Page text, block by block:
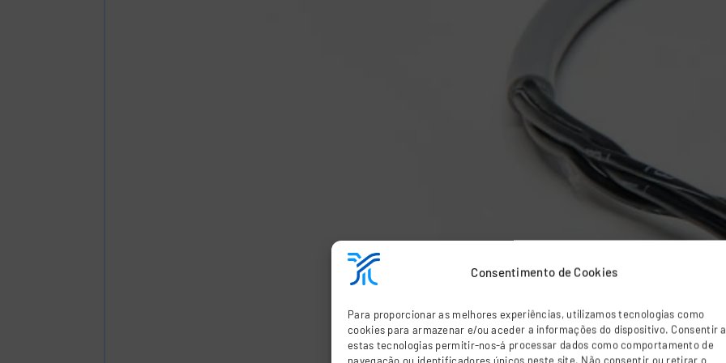
Consentimento de Cookies
Para proporcionar as melhores experiências, utilizamos tecnologias como
cookies para armazenar e/ou aceder a informações do dispositivo. Consentir a
estas tecnologias permitir-nos-á processar dados como comportamento de
navegação ou identificadores únicos neste site. Não consentir ou retirar o